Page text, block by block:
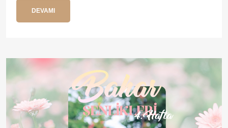
DEVAMI